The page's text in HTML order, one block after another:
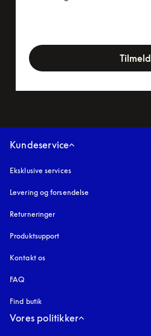
Tilmeld
Kundeservice
Eksklusive services
Levering og forsendelse
Returneringer
Produktsupport
Kontakt os
FAQ
Find butik
Vores politikker